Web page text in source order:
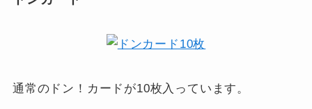
通常のドン！カードが10枚入っています。